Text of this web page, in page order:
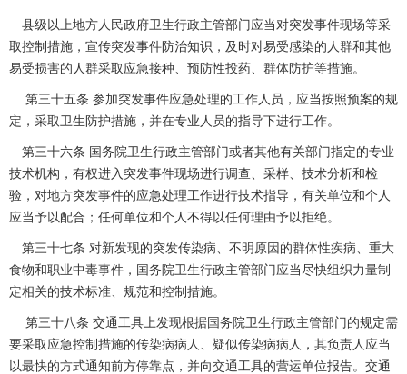
县级以上地方人民政府卫生行政主管部门应当对突发事件现场等采
取控制措施，宣传突发事件防治知识，及时对易受感染的人群和其他
易受损害的人群采取应急接种、预防性投药、群体防护等措施。
第三十五条 参加突发事件应急处理的工作人员，应当按照预案的规
定，采取卫生防护措施，并在专业人员的指导下进行工作。
第三十六条 国务院卫生行政主管部门或者其他有关部门指定的专业
技术机构，有权进入突发事件现场进行调查、采样、技术分析和检
验，对地方突发事件的应急处理工作进行技术指导，有关单位和个人
应当予以配合；任何单位和个人不得以任何理由予以拒绝。
第三十七条 对新发现的突发传染病、不明原因的群体性疾病、重大
食物和职业中毒事件，国务院卫生行政主管部门应当尽快组织力量制
定相关的技术标准、规范和控制措施。
第三十八条 交通工具上发现根据国务院卫生行政主管部门的规定需
要采取应急控制措施的传染病病人、疑似传染病病人，其负责人应当
以最快的方式通知前方停靠点，并向交通工具的营运单位报告。交通